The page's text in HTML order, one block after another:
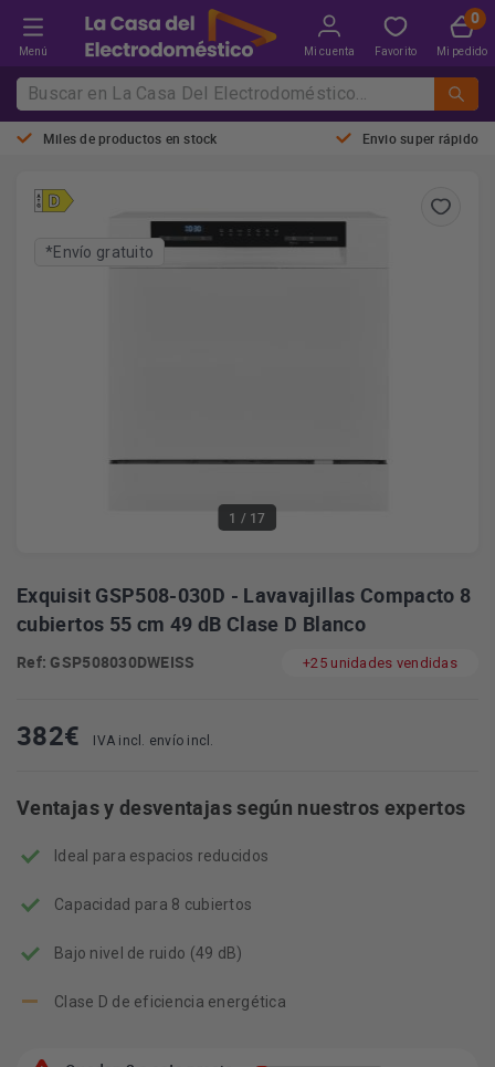
Menú Mi cuenta Favorito Mi pedido
Miles de productos en stock Envio super rápido
1 / 17
*Envío gratuito
Exquisit GSP508-030D - Lavavajillas Compacto 8
cubiertos 55 cm 49 dB Clase D Blanco
Ref: GSP508030DWEISS +25 unidades vendidas
382€ IVA incl. envío incl.
Ventajas y desventajas según nuestros expertos
Ideal para espacios reducidos
Capacidad para 8 cubiertos
Bajo nivel de ruido (49 dB)
Clase D de eficiencia energética